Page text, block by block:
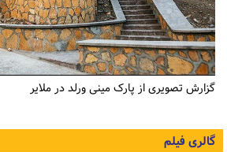
گزارش تصویری از پارک مینی ورلد در ملایر
گالری فیلم